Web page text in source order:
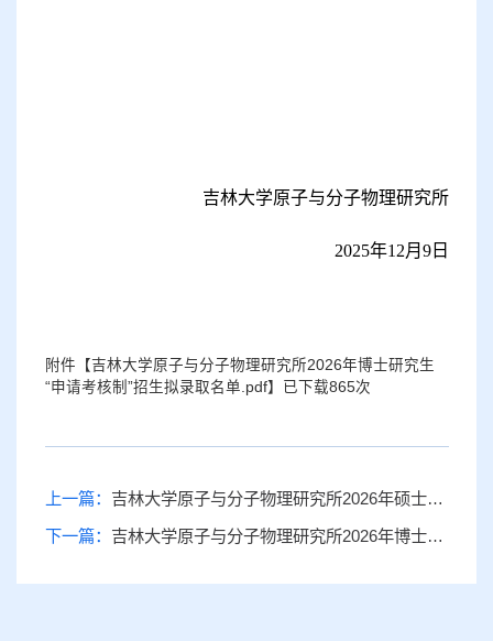
吉林大学原子与分子物理研究所
2025年12月 9日
附件【吉林大学原子与分子物理研究所2026年博士研究生
“申请考核制”招生拟录取名单.pdf】已下载865次
上一篇： 吉林大学原子与分子物理研究所2026年硕士研究生招生复试录取工作实施细则
下一篇： 吉林大学原子与分子物理研究所2026年博士研究生“申请考核制”招生进入综合考核的考生名单的公示